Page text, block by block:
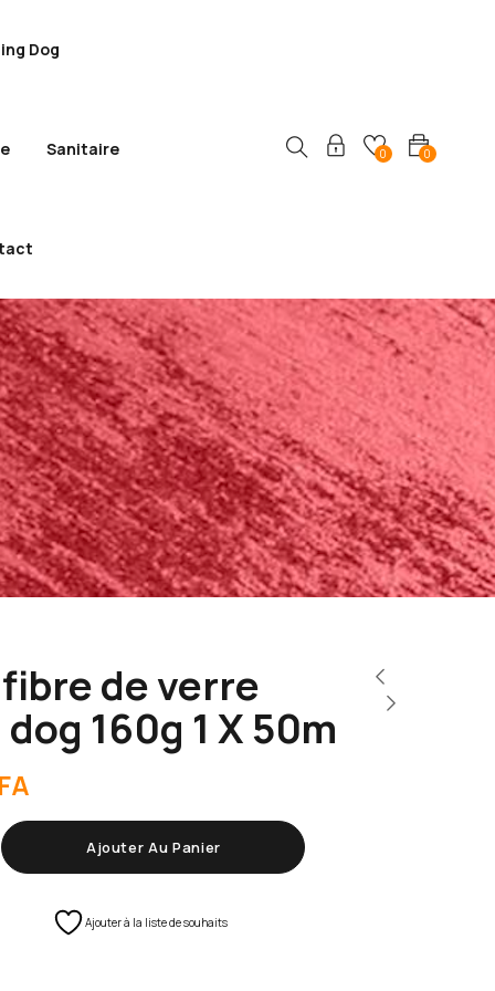
Dog
Sanitaire 0
0
de verre
160g 1 X 50m
Ajouter Au Panier
Ajouter à la liste de souhaits